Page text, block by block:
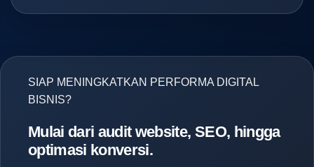
SIAP MENINGKATKAN PERFORMA DIGITAL
BISNIS?
Mulai dari audit website, SEO, hingga
optimasi konversi.